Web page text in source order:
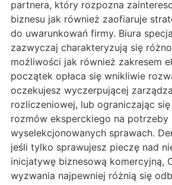
partnera, który rozpozna
biznesu jak również zaofiaruje
do uwarunkowań firmy. Biura
zazwyczaj charakteryzują się
możliwości jak również zakresem
początek opłaca się wnikliwie
oczekujesz wyczerpującej
rozliczeniowej, lub ograniczając
rozmów eksperckiego na potrzeby
wyselekcjonowanych sprawach.
jeśli tylko sprawujesz pieczę nad
inicjatywę biznesową komercyjną,
wyzwania najpewniej różnią się